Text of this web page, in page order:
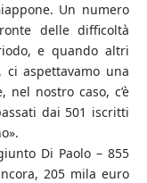
Un numero
delle difficoltà
e quando altri
aspettavamo una
nel nostro caso, c’è
dai 501 iscritti
Di Paolo – 855
205 mila euro